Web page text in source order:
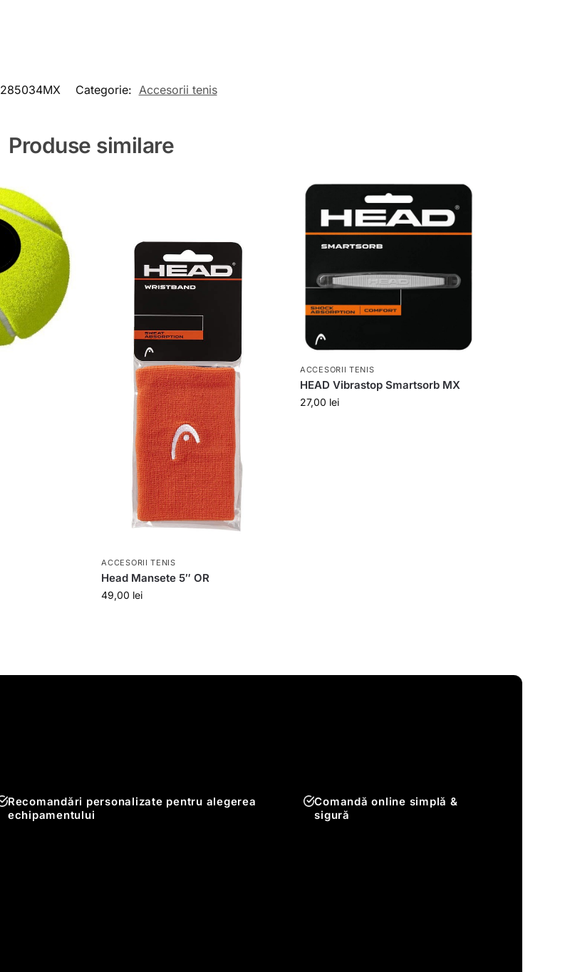
285034MX Categorie: Accesorii tenis
Produse similare
ACCESORII TENIS
Head Mansete 5″ OR
49,00 lei
ACCESORII TENIS
HEAD Vibrastop Smartsorb MX
27,00 lei
Recomandări personalizate pentru alegerea
echipamentului
Comandă online simplă &
sigură